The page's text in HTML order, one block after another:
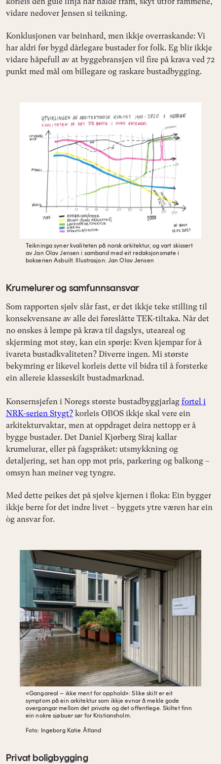
vidare nedover Jensen si teikning.
Konklusjonen var beinhard, men ikkje overraskande: Vi
har aldri før bygd dårlegare bustader for folk. Eg blir ikkje
vidare håpefull av at byggebransjen vil fire på krava ved 72
punkt med mål om billegare og raskare bustadbygging.
Teikninga syner kvaliteten på norsk arkitektur, og vart skissert
av Jan Olav Jensen i samband med eit redaksjonsmøte i
bokserien Asbuilt. Illustrasjon: Jan Olav Jensen
Krumelurer og samfunnsansvar
Som rapporten sjølv slår fast, er det ikkje teke stilling til
konsekvensane av alle dei føreslåtte TEK-tiltaka. Når det
no ønskes å lempe på krava til dagslys, uteareal og
skjerming mot støy, kan ein spørje: Kven kjempar for å
ivareta bustadkvaliteten? Diverre ingen. Mi største
bekymring er likevel korleis dette vil bidra til å forsterke
ein allereie klasseskilt bustadmarknad.
Konsernsjefen i Noregs største bustadbyggjarlag fortel i
NRK-serien Stygt? korleis OBOS ikkje skal vere ein
arkitekturvaktar, men at oppdraget deira nettopp er å
bygge bustader. Det Daniel Kjørberg Siraj kallar
krumelurar, eller på fagspråket: utsmykkning og
detaljering, set han opp mot pris, parkering og balkong –
omsyn han meiner veg tyngre.
Med dette peikes det på sjølve kjernen i floka: Ein bygger
ikkje berre for det indre livet – byggets ytre væren har ein
òg ansvar for.
«Gangareal – ikke ment for opphold»: Slike skilt er eit
symptom på ein arkitektur som ikkje evnar å mekle gode
overgangar mellom det private og det offentlege. Skiltet finn
ein nokresjøbuer sør for Kristiansholm.
Foto: Ingeborg Katie Åtland
Privat boligbygging